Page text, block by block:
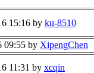
15:16 by ku-8510
09:55 by XipengChen
11:31 by xcqin